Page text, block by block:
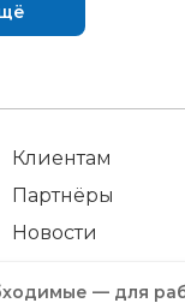
Клиентам
Партнёры
Новости
— для